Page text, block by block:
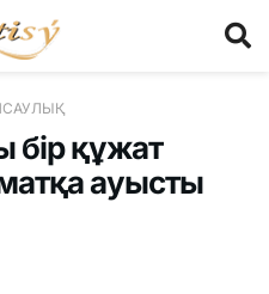
бір құжат
ауысты